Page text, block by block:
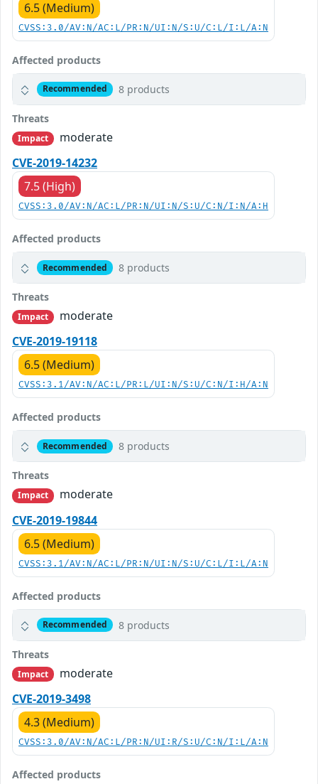
6.5 (Medium)
CVSS:3.0/AV:N/AC:L/PR:N/UI:N/S:U/C:L/I:L/A:N
Affected products
Recommended 8 products
Threats
Impact
moderate
CVE-2019-14232
7.5 (High)
CVSS:3.0/AV:N/AC:L/PR:N/UI:N/S:U/C:N/I:N/A:H
Affected products
Recommended 8 products
Threats
Impact
moderate
CVE-2019-19118
6.5 (Medium)
CVSS:3.1/AV:N/AC:L/PR:L/UI:N/S:U/C:N/I:H/A:N
Affected products
Recommended 8 products
Threats
Impact
moderate
CVE-2019-19844
6.5 (Medium)
CVSS:3.1/AV:N/AC:L/PR:N/UI:N/S:U/C:L/I:L/A:N
Affected products
Recommended 8 products
Threats
Impact
moderate
CVE-2019-3498
4.3 (Medium)
CVSS:3.0/AV:N/AC:L/PR:N/UI:R/S:U/C:N/I:L/A:N
Affected products